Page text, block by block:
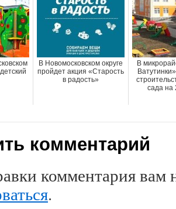
В Новомосковском округе
пройдет акция «Старость
в радость»
В
сада на
комментарий
комментария вам
.